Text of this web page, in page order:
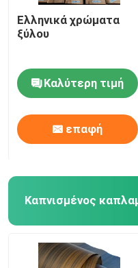
Ελληνικά χρώματα
ξύλου
Καλύτερη τιμή
επαφή
Καπνισμένος